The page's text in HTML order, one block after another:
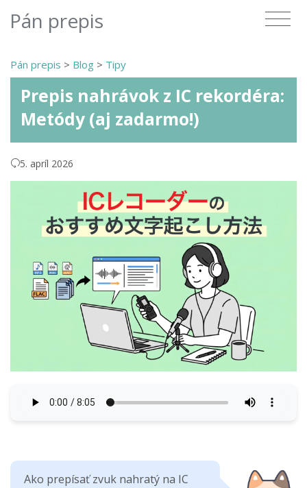
Pán prepis
Pán prepis > Blog > Tipy
Prepis nahrávok z IC rekordéra:
Metódy (aj zadarmo!)
5. apríl 2026
Ako prepísať zvuk nahratý na IC